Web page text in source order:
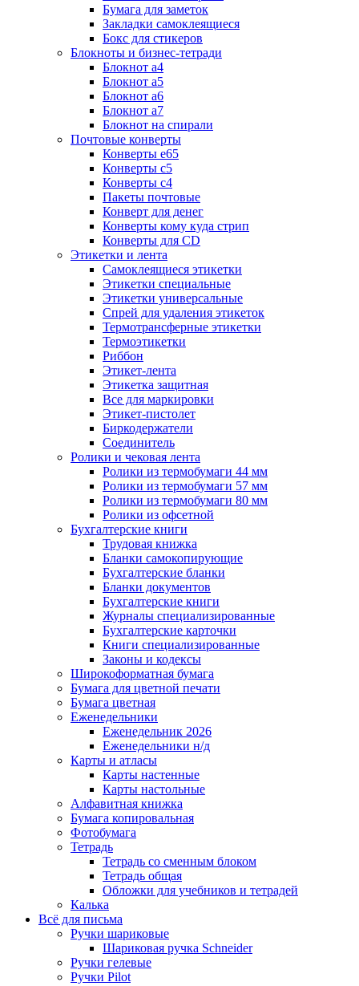
Бумага для заметок
Закладки самоклеящиеся
Бокс для стикеров
Блокноты и бизнес-тетради
Блокнот а4
Блокнот а5
Блокнот а6
Блокнот а7
Блокнот на спирали
Почтовые конверты
Конверты е65
Конверты с5
Конверты с4
Пакеты почтовые
Конверт для денег
Конверты кому куда стрип
Конверты для CD
Этикетки и лента
Самоклеящиеся этикетки
Этикетки специальные
Этикетки универсальные
Спрей для удаления этикеток
Термотрансферные этикетки
Термоэтикетки
Риббон
Этикет-лента
Этикетка защитная
Все для маркировки
Этикет-пистолет
Биркодержатели
Соединитель
Ролики и чековая лента
Ролики из термобумаги 44 мм
Ролики из термобумаги 57 мм
Ролики из термобумаги 80 мм
Ролики из офсетной
Бухгалтерские книги
Трудовая книжка
Бланки самокопирующие
Бухгалтерские бланки
Бланки документов
Бухгалтерские книги
Журналы специализированные
Бухгалтерские карточки
Книги специализированные
Законы и кодексы
Широкоформатная бумага
Бумага для цветной печати
Бумага цветная
Еженедельники
Еженедельник 2026
Еженедельники н/д
Карты и атласы
Карты настенные
Карты настольные
Алфавитная книжка
Бумага копировальная
Фотобумага
Тетрадь
Тетрадь со сменным блоком
Тетрадь общая
Обложки для учебников и тетрадей
Калька
Всё для письма
Ручки шариковые
Шариковая ручка Schneider
Ручки гелевые
Ручки Pilot